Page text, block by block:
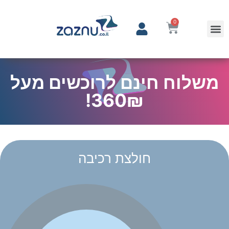
0
משלוח חינם לרוכשים מעל
360₪!
חולצת רכיבה